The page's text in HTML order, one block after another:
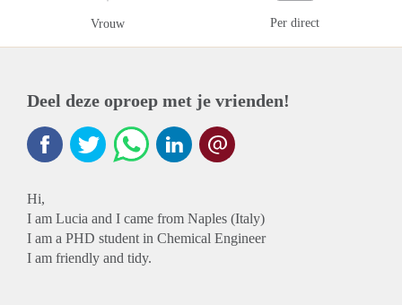
Vrouw Per direct
Deel deze oproep met je vrienden!
Hi,
I am Lucia and I came from Naples (Italy)
I am a PHD student in Chemical Engineer
I am friendly and tidy.